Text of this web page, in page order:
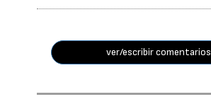
ver/escribir comentarios